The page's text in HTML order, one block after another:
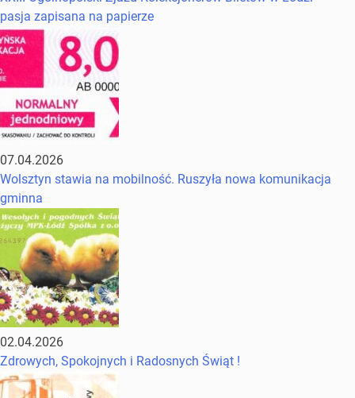
pasja zapisana na papierze
07.04.2026
Wolsztyn stawia na mobilność. Ruszyła nowa komunikacja
gminna
02.04.2026
Zdrowych, Spokojnych i Radosnych Świąt !